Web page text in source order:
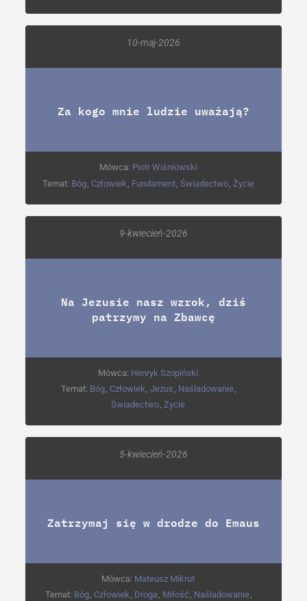
10-maj-2026
Za kogo mnie ludzie uważają?
Mówca: Piotr Wiśniowski
Temat: Bóg Człowiek Fundament Świadectwo Życie
9-kwiecień-2026
Na Jezusie nasz wzrok, dziś
patrzymy na Zbawcę
Mówca: Henryk Szopiński
Temat: Bóg Człowiek Jezus Naśladowanie
Świadectwo ,Życie
5-kwiecień-2026
Zatrzymaj się w drodze do Emaus
Mówca: Mateusz Mikrut
Temat: Bóg Człowiek Droga Miłość Naśladowanie